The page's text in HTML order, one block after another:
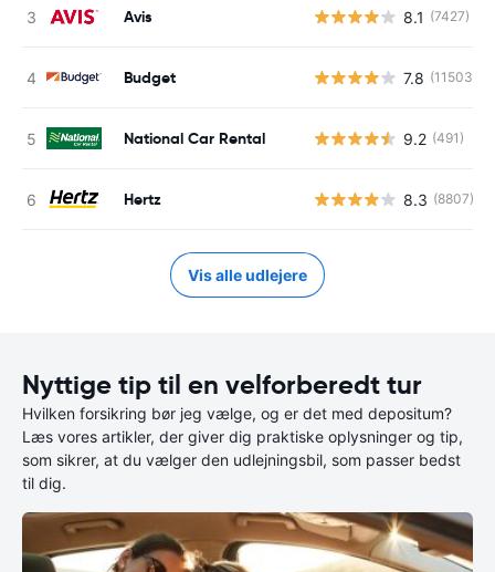
Avis 8.1 (7427)
Budget 7.8 (11503)
National Car Rental 9.2 (491)
Hertz 8.3 (8807)
Vis alle udlejere
Nyttige tip til en velforberedt tur
Hvilken forsikring bør jeg vælge, og er det med depositum?
Læs vores artikler, der giver dig praktiske oplysninger og tip,
som sikrer, at du vælger den udlejningsbil, som passer bedst
til dig.